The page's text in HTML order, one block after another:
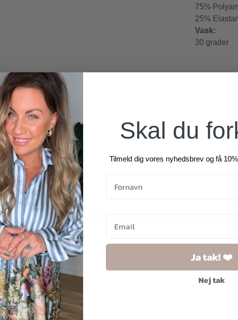
75%
25%
Vask:
30 grader
4.6
RELATEREDE
Skal du
Tilmeld dig vores nyhedsbrev og få
Ja tak! ❤️
Nej tak